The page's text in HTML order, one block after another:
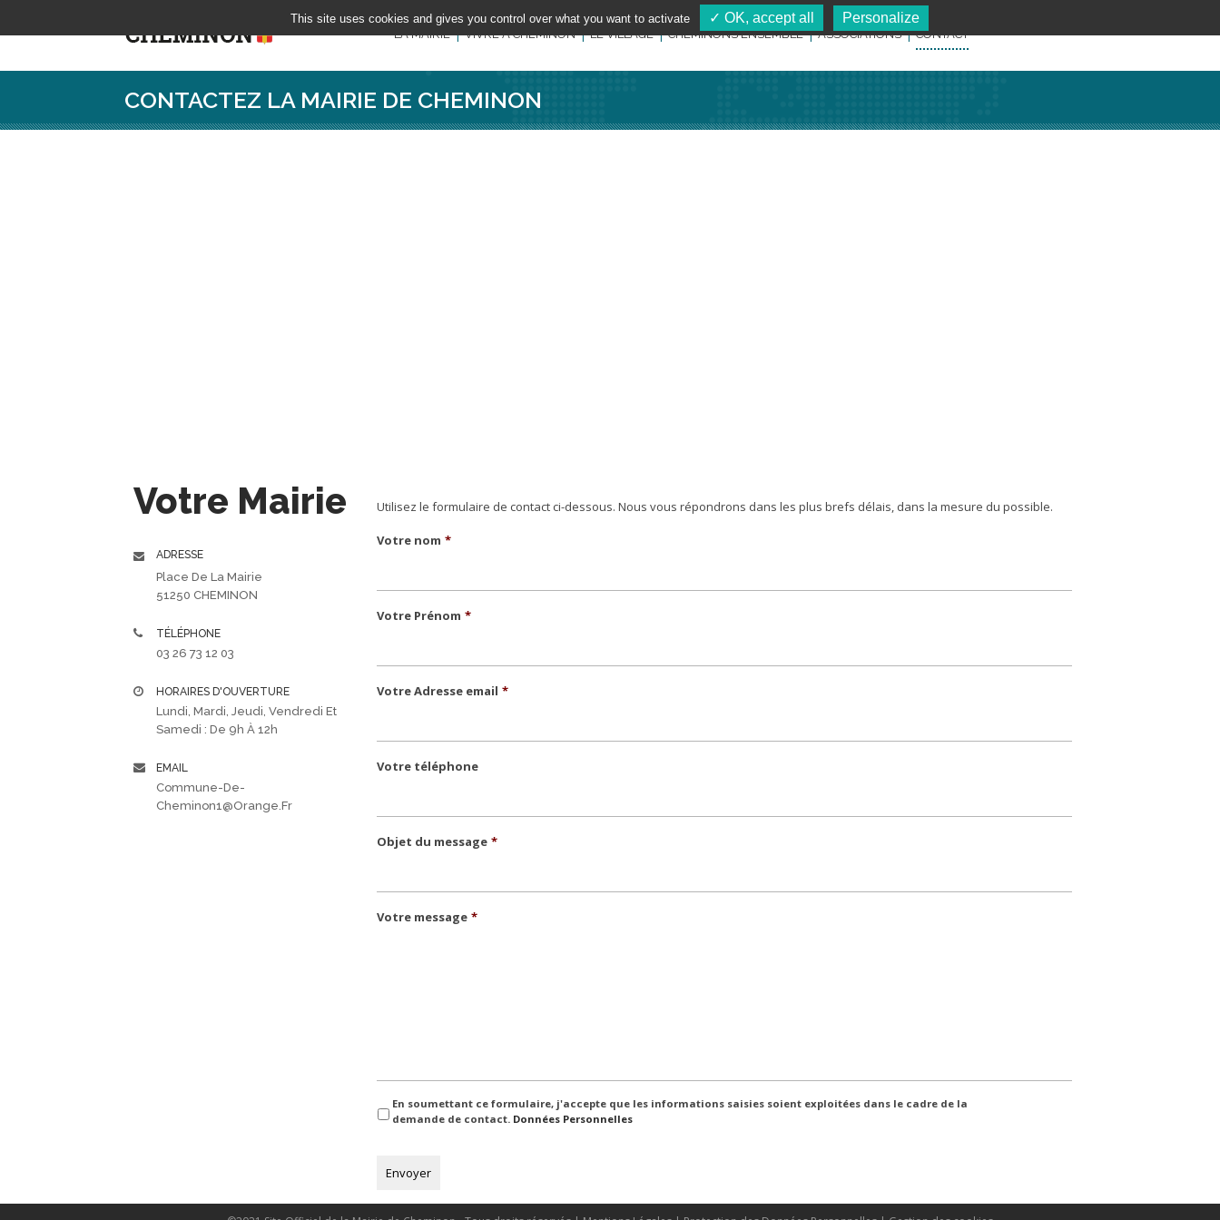
LA MAIRIE VIVRE À CHEMINON LE VILLAGE CHEMINONS ENSEMBLE ASSOCIATIONS CONTACT
CONTACTEZ LA MAIRIE DE CHEMINON
Votre Mairie
ADRESSE
Place De La Mairie
51250 CHEMINON
TÉLÉPHONE
03 26 73 12 03
HORAIRES D'OUVERTURE
Lundi, Mardi, Jeudi, Vendredi Et
Samedi : De 9h À 12h
EMAIL
Commune-De-
Cheminon1@orange.fr
Utilisez le formulaire de contact ci-dessous. Nous vous répondrons dans les plus brefs délais, dans la mesure du possible.
Votre nom *
Votre Prénom *
Votre Adresse email *
Votre téléphone
Objet du message *
Votre message *
Consentement *
En soumettant ce formulaire, j'accepte que les informations saisies soient exploitées dans le cadre de la
demande de contact. Données Personnelles
This site uses cookies and gives you control over what you want to activate ✓ OK, accept all Personalize